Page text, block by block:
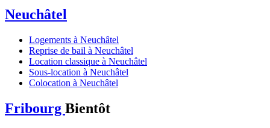
Neuchâtel
Logements à Neuchâtel
Reprise de bail à Neuchâtel
Location classique à Neuchâtel
Sous-location à Neuchâtel
Colocation à Neuchâtel
Fribourg Bientôt